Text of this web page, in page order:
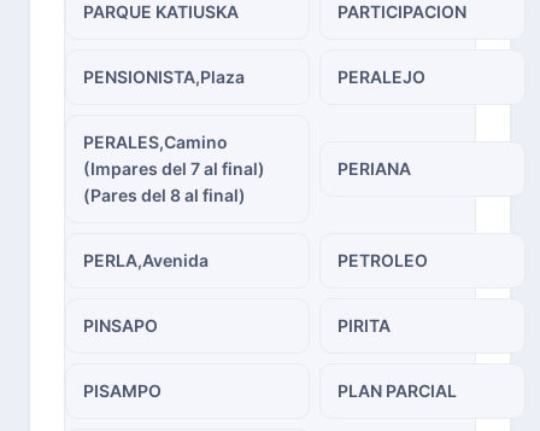
PARQUE KATIUSKA PARTICIPACION
PENSIONISTA,Plaza PERALEJO
PERALES,Camino
(Impares del 7 al final)
(Pares del 8 al final)
PERIANA
PERLA,Avenida PETROLEO
PINSAPO PIRITA
PISAMPO PLAN PARCIAL